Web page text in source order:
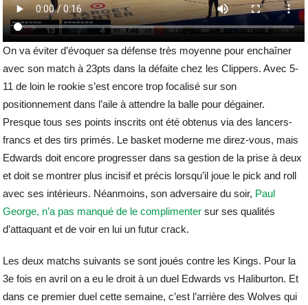
On va éviter d’évoquer sa défense très moyenne pour enchaîner
avec son match à 23pts dans la défaite chez les Clippers. Avec 5-
11 de loin le rookie s’est encore trop focalisé sur son
positionnement dans l’aile à attendre la balle pour dégainer.
Presque tous ses points inscrits ont été obtenus via des lancers-
francs et des tirs primés. Le basket moderne me direz-vous, mais
Edwards doit encore progresser dans sa gestion de la prise à deux
et doit se montrer plus incisif et précis lorsqu’il joue le pick and roll
avec ses intérieurs. Néanmoins, son adversaire du soir, Paul
George, n’a pas manqué de le complimenter sur ses qualités
d’attaquant et de voir en lui un futur crack.
Les deux matchs suivants se sont joués contre les Kings. Pour la
3e fois en avril on a eu le droit à un duel Edwards vs Haliburton. Et
dans ce premier duel cette semaine, c’est l’arrière des Wolves qui